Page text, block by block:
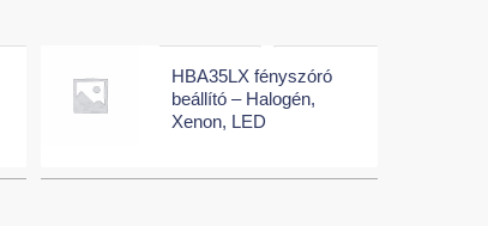
HBA35LX fényszóró
beállító – Halogén,
Xenon, LED